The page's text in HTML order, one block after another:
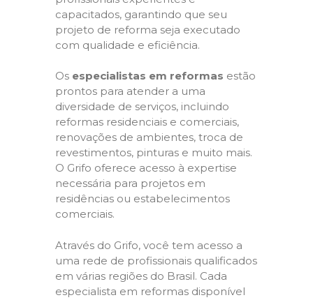
capacitados, garantindo que seu
projeto de reforma seja executado
com qualidade e eficiência.
Os especialistas em reformas estão
prontos para atender a uma
diversidade de serviços, incluindo
reformas residenciais e comerciais,
renovações de ambientes, troca de
revestimentos, pinturas e muito mais.
O Grifo oferece acesso à expertise
necessária para projetos em
residências ou estabelecimentos
comerciais.
Através do Grifo, você tem acesso a
uma rede de profissionais qualificados
em várias regiões do Brasil. Cada
especialista em reformas disponível